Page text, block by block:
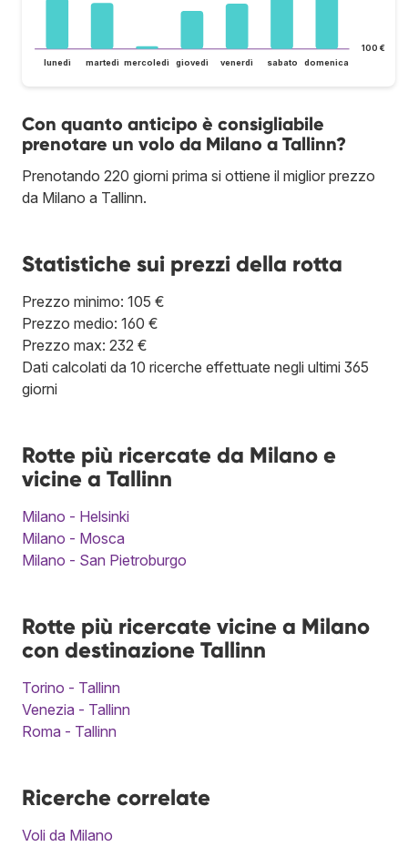
100 €
lunedì martedì mercoledì giovedì venerdì sabato domenica
Con quanto anticipo è consigliabile
prenotare un volo da Milano a Tallinn?
Prenotando 220 giorni prima si ottiene il miglior prezzo
da Milano a Tallinn.
Statistiche sui prezzi della rotta
Prezzo minimo: 105 €
Prezzo medio: 160 €
Prezzo max: 232 €
Dati calcolati da 10 ricerche effettuate negli ultimi 365
giorni
Rotte più ricercate da Milano e
vicine a Tallinn
Milano - Helsinki
Milano - Mosca
Milano - San Pietroburgo
Rotte più ricercate vicine a Milano
con destinazione Tallinn
Torino - Tallinn
Venezia - Tallinn
Roma - Tallinn
Ricerche correlate
Voli da Milano